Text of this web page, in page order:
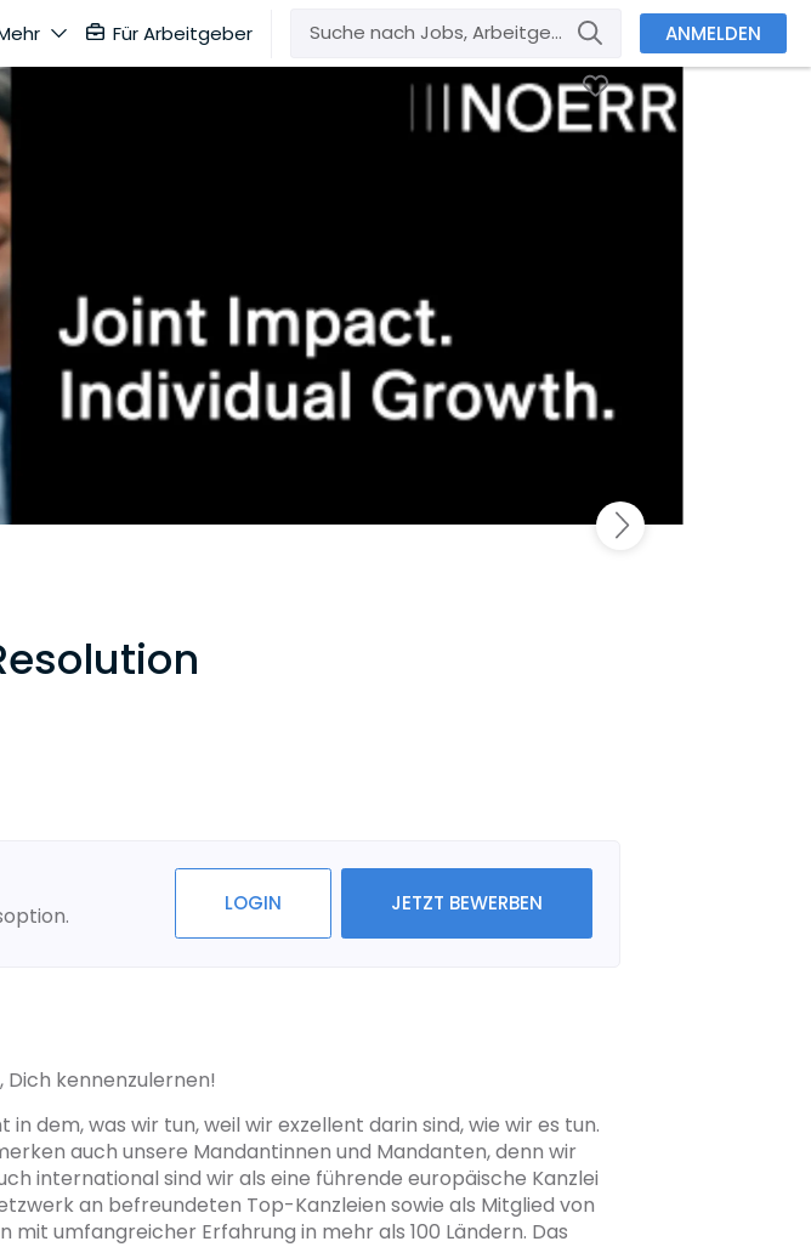
Für Arbeitgeber ANMELDEN
LOGIN JETZT BEWERBEN
Dich kennenzulernen!
dem, was wir tun, weil wir exzellent darin sind, wie wir es tun.
auch unsere Mandantinnen und Mandanten, denn wir
international sind wir als eine führende europäische Kanzlei
an befreundeten Top-Kanzleien sowie als Mitglied von
umfangreicher Erfahrung in mehr als 100 Ländern. Das